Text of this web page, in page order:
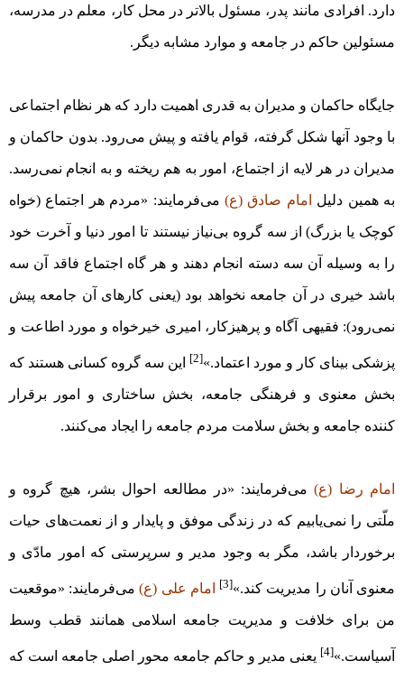
دارد. افرادی مانند پدر، مسئول بالاتر در محل کار، معلم در مدرسه،
مسئولین حاکم در جامعه و موارد مشابه دیگر.
جایگاه حاکمان و مدیران به قدری اهمیت دارد که هر نظام اجتماعی
با وجود آنها شکل گرفته، قوام یافته و پیش می‌رود. بدون حاکمان و
مدیران در هر لایه از اجتماع، امور به هم ریخته و به انجام نمی‌رسد.
به همین دلیل امام صادق (ع) می‌فرمایند: «مردم هر اجتماع (خواه
کوچک یا بزرگ) از سه گروه بی‌نیاز نیستند تا امور دنیا و آخرت خود
را به وسیله آن سه دسته انجام دهند و هر گاه اجتماع فاقد آن سه
باشد خیری در آن جامعه نخواهد بود (یعنی کارهای آن جامعه پیش
نمی‌رود): فقیهی آگاه و پرهیزکار، امیری خیرخواه و مورد اطاعت و
پزشکی بینای کار و مورد اعتماد.»[2] این سه گروه کسانی هستند که
بخش معنوی و فرهنگی جامعه، بخش ساختاری و امور برقرار
کننده جامعه و بخش سلامت مردم جامعه را ایجاد می‌کنند.
امام رضا (ع)می‌فرمایند: «در مطالعه احوال بشر، هیچ گروه و
ملّتی را نمی‌یابیم که در زندگی موفق و پایدار و از نعمت‌های حیات
برخوردار باشد، مگر به وجود مدیر و سرپرستی که امور مادّی و
معنوی آنان را مدیریت کند.»[3] امام علی (ع)می‌فرمایند: «موقعیت
من برای خلافت و مدیریت جامعه اسلامی همانند قطب وسط
آسیاست.»[4] یعنی مدیر و حاکم جامعه محور اصلی جامعه است که